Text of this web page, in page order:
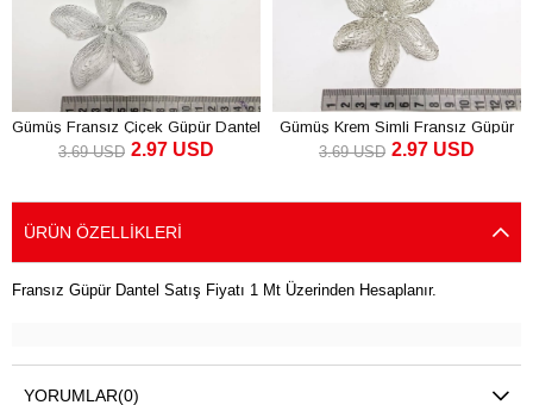
Gümüş Fransız Çiçek Güpür Dantel
2.97 USD
3.69 USD
Gümüş Krem Simli Fransız Güpür
Dantel
2.97 USD
3.69 USD
ÜRÜN ÖZELLIKLERI
Fransız Güpür Dantel Satış Fiyatı 1 Mt Üzerinden Hesaplanır.
YORUMLAR(0)